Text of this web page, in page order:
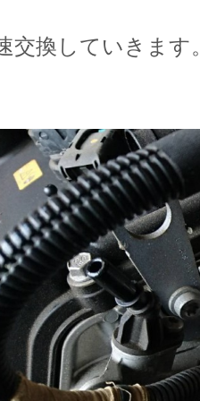
交換していきます